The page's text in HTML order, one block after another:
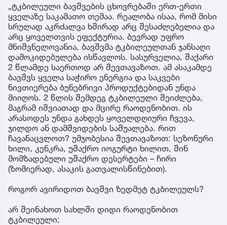
„ტკბილეული ბავშვების ცხოვრებაში ერთ-ერთი
ყველაზე საკამათო თემაა. რეალობა ისაა, რომ მისი
სრულად აკრძალვა ხშირად არც შესაძლებელია და
არც ყოველთვის ეფექტურია. ბევრად უფრო
მნიშვნელოვანია, ბავშვმა ტკბილეულთან ჯანსაღი
დამოკიდებულება ისწავლოს. სასურველია, შაქარი
2 წლამდე საერთოდ არ შევთავაზოთ. ამ ასაკამდე
ბავშვს ყველა საჭირო ენერგია და საკვები
ნივთიერება ბუნებრივი პროდუქტებიდან უნდა
მიიღოს. 2 წლის შემდეგ ტკბილეული შეიძლება,
მაგრამ იშვიათად და მცირე რაოდენობით. ის
არასოდეს უნდა გახდეს ყოველდღიური ჩვევა,
ჯილდო ან დამშვიდების საშუალება. რით
ჩავანაცვლოთ? უმჯობესია შევთავაზოთ: სეზონური
ხილი, კენკრა, უშაქრო იოგურტი ხილით, შინ
მომზადებული უშაქრო დესერტები – ჩირი
(ზომიერად, ასაკის გათვალისწინებით).
როგორ ავირიდოთ ბავშვი ზედმეტ ტკბილეულს?
არ შეინახოთ სახლში დიდი რაოდენობით
ტკბილეული;